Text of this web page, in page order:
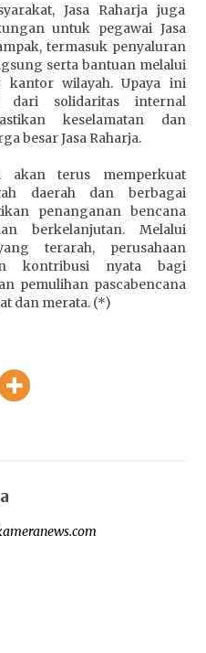
Jasa Raharja juga
untuk pegawai Jasa
termasuk penyaluran
serta bantuan melalui
kantor wilayah. Upaya ini
dari solidaritas internal
keselamatan dan
besar Jasa Raharja.
akan terus memperkuat
daerah dan berbagai
penanganan bencana
berkelanjutan. Melalui
terarah, perusahaan
kontribusi nyata bagi
pemulihan pascabencana
dan merata. (*)